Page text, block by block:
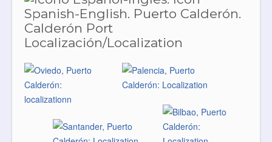
Localización/Localization